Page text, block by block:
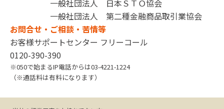
一般社団法人 日本ＳＴＯ協会
一般社団法人 第二種金融商品取引業協会
お問合せ・ご相談・苦情等
お客様サポートセンター フリーコール
0120-390-390
※050で始まるIP電話からは03-4221-1224
（※通話料は有料になります）